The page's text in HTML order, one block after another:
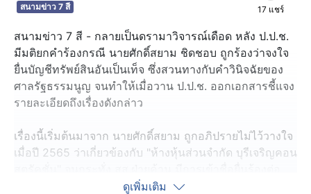
สนามข่าว 7 สี
17 แชร์
สนามข่าว 7 สี - กลายเป็นดรามาวิจารณ์เดือด หลัง ป.ป.ช.
มีมติยกคำร้องกรณี นายศักดิ์สยาม ชิดชอบ ถูกร้องว่าจงใจ
ยื่นบัญชีทรัพย์สินอันเป็นเท็จ ซึ่งสวนทางกับคำวินิจฉัยของ
ศาลรัฐธรรมนูญ จนทำให้เมื่อวาน ป.ป.ช. ออกเอกสารชี้แจง
รายละเอียดถึงเรื่องดังกล่าว
เรื่องนี้เริ่มต้นมาจาก นายศักดิ์สยาม ถูกอภิปรายไม่ไว้วางใจ
เมื่อปี 2565 ว่าเกี่ยวข้องกับ "ห้างหุ้นส่วนจำกัด บุรีเจริญคอน
ศาลรัฐธรรมนูญ และศาลฯ มีมติเอกฉันท์เมื่อ 17 มกราคม
ดูเพิ่มเติม